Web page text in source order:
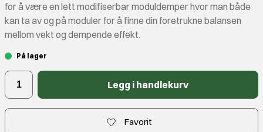
for å være en lett modifiserbar moduldemper hvor man både
kan ta av og på moduler for å finne din foretrukne balansen
mellom vekt og dempende effekt.
På lager
Legg i handlekurv
Favorit